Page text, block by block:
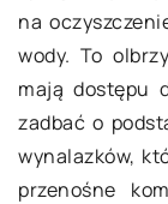
na
wody. To
mają dostępu
zadbać o
wynalazków,
przenośne